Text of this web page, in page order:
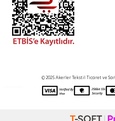
© 2025 Akerler Tekstil Ticaret ve